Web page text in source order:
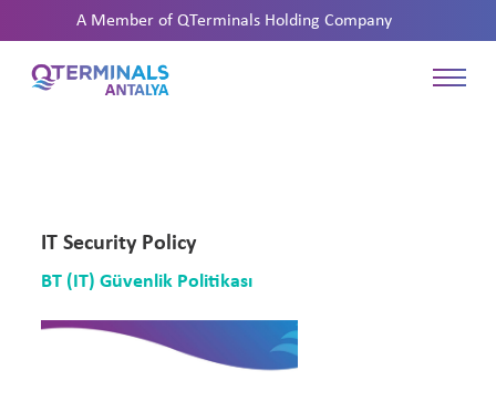
A Member ofQTerminals Holding Company
IT Security Policy
BT (IT) Güvenlik Politikası